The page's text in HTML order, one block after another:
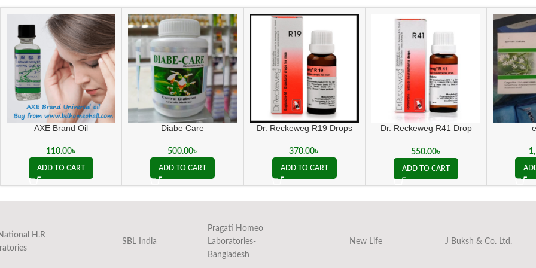
AXE Brand Oil
110.00৳
ADD TO CART
Diabe Care
500.00৳
ADD TO CART
Dr. Reckeweg R19 Drops
370.00৳
ADD TO CART
Dr. Reckeweg R41 Drop
treatment)
550.00৳
ADD TO CART
H.R
SBL India
Pragati Homeo
Laboratories-
Bangladesh
New Life J Buksh & Co. Ltd.